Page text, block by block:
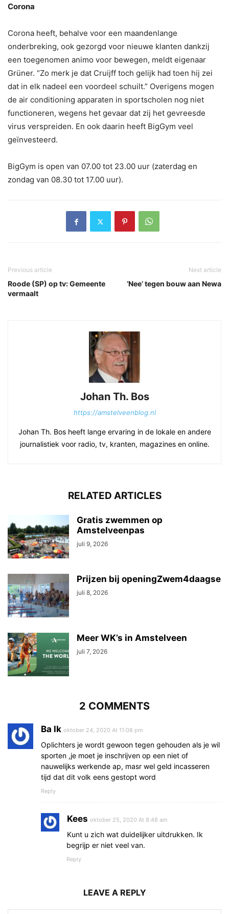
Corona
Corona heeft, behalve voor een maandenlange
onderbreking, ook gezorgd voor nieuwe klanten dankzij
een toegenomen animo voor bewegen, meldt eigenaar
Grüner. “Zo merk je dat Cruijff toch gelijk had toen hij zei
dat in elk nadeel een voordeel schuilt.” Overigens mogen
de air conditioning apparaten in sportscholen nog niet
functioneren, wegens het gevaar dat zij het gevreesde
virus verspreiden. En ook daarin heeft BigGym veel
geïnvesteerd.
BigGym is open van 07.00 tot 23.00 uur (zaterdag en
zondag van 08.30 tot 17.00 uur).
Previous article
Roode (SP) op tv: Gemeente
vermaalt
Next article
‘Nee’ tegen bouw aan Newa
Johan Th. Bos
https://amstelveenblog.nl
Johan Th. Bos heeft lange ervaring in de lokale en andere
journalistiek voor radio, tv, kranten, magazines en online.
RELATED ARTICLES
Gratis zwemmen op
Amstelveenpas
juli 9, 2026
Prijzen bij openingZwem4daagse
juli 8, 2026
Meer WK’s in Amstelveen
juli 7, 2026
2 COMMENTS
Ba lk oktober 24, 2020 At 11:08 pm
Oplichters je wordt gewoon tegen gehouden als je wil
sporten ,je moet je inschrijven op een niet of
nauwelijks werkende ap, masr wel geld incasseren
tijd dat dit volk eens gestopt word
Reply
Kees oktober 25, 2020 At 8:48 am
Kunt u zich wat duidelijker uitdrukken. Ik
begrijp er niet veel van.
Reply
LEAVE A REPLY